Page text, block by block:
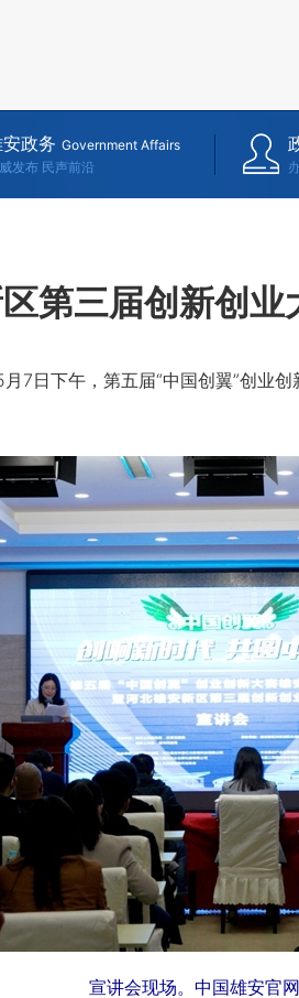
政务 Government Affairs
发布 民声前沿
第三届创新创
日下午，第五届“中国创翼”创业创
宣讲会现场。中国雄安官